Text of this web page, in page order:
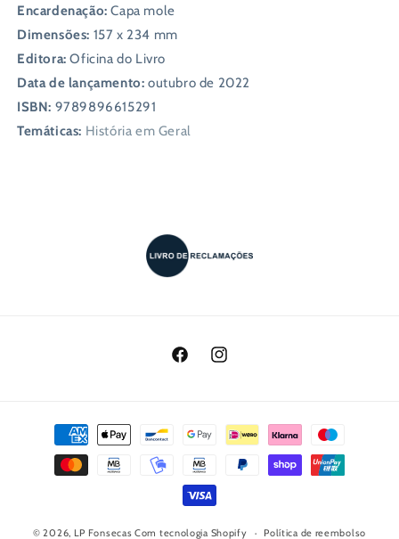
Encardenação:Capa mole
Dimensões: 157 x 234 mm
Editora:Oficina do Livro
Data de lançamento: outubro de 2022
ISBN: 9789896615291
Temáticas: História em Geral
FacebookInstagram
Métodos
pagamento
© 2026, LP Fonsecas Com tecnologia Shopify Política de reembolso